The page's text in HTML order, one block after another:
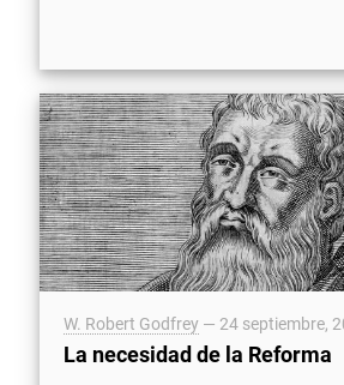
W. Robert Godfrey — 24 septiembre,
La necesidad de la Reforma